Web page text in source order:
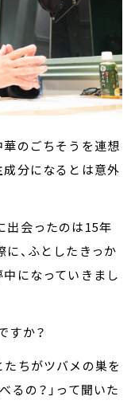
のごちそうを連想
成分になるとは意外
会ったのは15年
、ふとしたきっか
になっていきまし
すか？
ちがツバメの巣を
るの？」って聞いた